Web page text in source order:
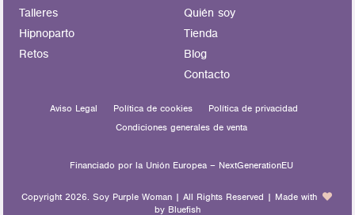
Talleres
Hipnoparto
Retos
Quién soy
Tienda
Blog
Contacto
Aviso Legal Política de cookies
Política de privacidad
Condiciones generales de venta
Copyright 2026. Soy Purple Woman | All Rights Reserved | Made with
by Bluefish
Financiado por la Unión Europea – NextGenerationEU